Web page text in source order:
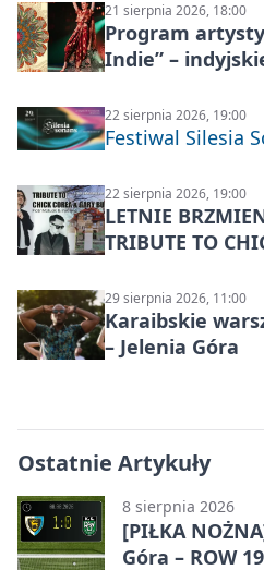
21 sierpnia 2026, 18:00
Program
Indie” –
22 sierpnia 2026, 19:00
Festiwal Silesia
22 sierpnia 2026, 19:00
LETNIE
TRIBUTE TO
29 sierpnia 2026, 11:00
Karaibskie
– Jelenia Góra
Ostatnie Artykuły
8 sierpnia 2026
[PIŁKA
Góra – ROW